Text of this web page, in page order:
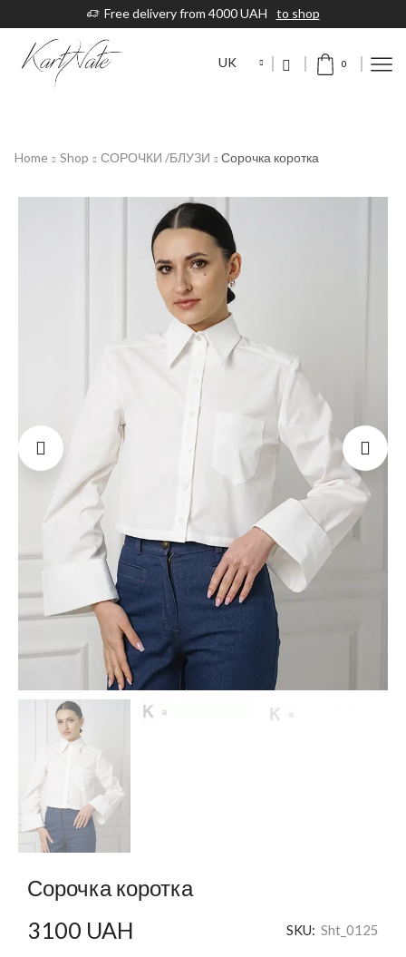
Free delivery from 4000 UAH to shop
UK 0
Home Shop СОРОЧКИ /БЛУЗИ Сорочка коротка
Сорочка коротка
3100 UAH SKU: Sht_0125